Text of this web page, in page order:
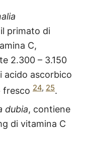
primato di
C,
2.300 – 3.150
acido ascorbico
fresco 24, 25.
dubia, contiene
di vitamina C